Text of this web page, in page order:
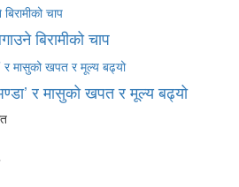
बिरामीको चाप
र मासुको खपत र मूल्य बढ्यो